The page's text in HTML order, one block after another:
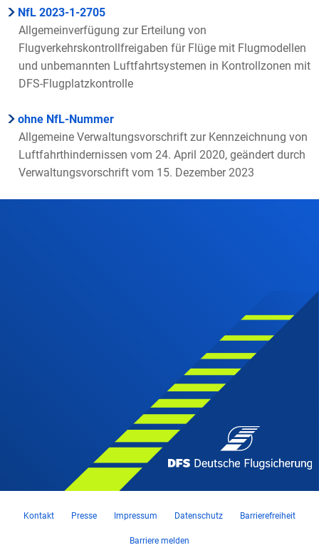
NfL 2023-1-2705
Allgemeinverfügung zur Erteilung von
Flugverkehrskontrollfreigaben für Flüge mit Flugmodellen
und unbemannten Luftfahrtsystemen in Kontrollzonen mit
DFS-Flugplatzkontrolle
ohne NfL-Nummer
Allgemeine Verwaltungsvorschrift zur Kennzeichnung von
Luftfahrthindernissen vom 24. April 2020, geändert durch
Verwaltungsvorschrift vom 15. Dezember 2023
Kontakt Presse Impressum Datenschutz Barrierefreiheit
Barriere melden